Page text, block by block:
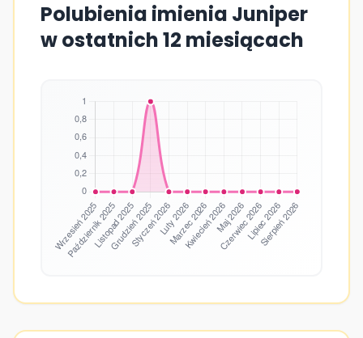
Polubienia imienia Juniper
w ostatnich 12 miesiącach